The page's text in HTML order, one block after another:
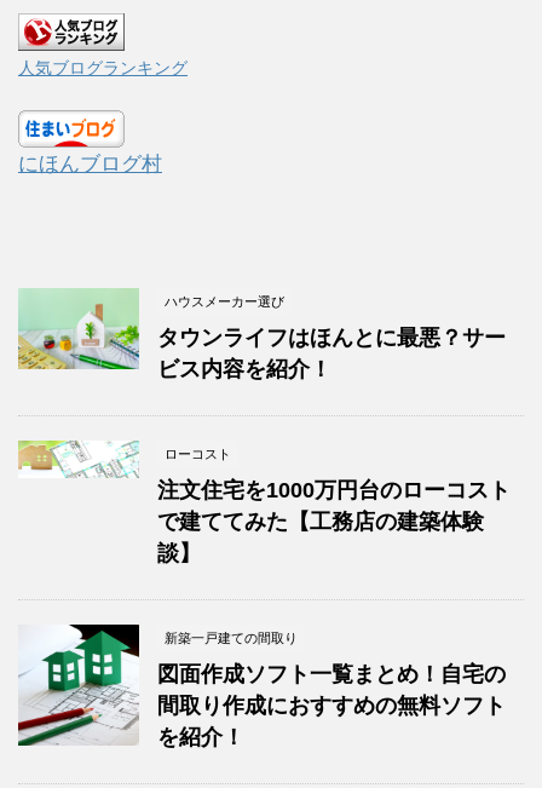
人気ブログランキング
にほんブログ村
ハウスメーカー選び
タウンライフはほんとに最悪？サー
ビス内容を紹介！
ローコスト
注文住宅を1000万円台のローコスト
で建ててみた【工務店の建築体験
談】
新築一戸建ての間取り
図面作成ソフト一覧まとめ！自宅の
間取り作成におすすめの無料ソフト
を紹介！